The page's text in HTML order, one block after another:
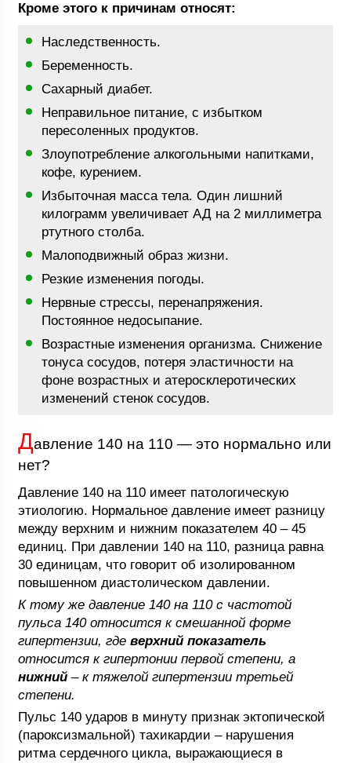
Кроме этого к причинам относят:
Наследственность.
Беременность.
Сахарный диабет.
Неправильное питание, с избытком
пересоленных продуктов.
Злоупотребление алкогольными напитками,
кофе, курением.
Избыточная масса тела. Один лишний
килограмм увеличивает АД на 2 миллиметра
ртутного столба.
Малоподвижный образ жизни.
Резкие изменения погоды.
Нервные стрессы, перенапряжения.
Постоянное недосыпание.
Возрастные изменения организма. Снижение
тонуса сосудов, потеря эластичности на
фоне возрастных и атеросклеротических
изменений стенок сосудов.
Давление 140 на 110 — это нормально или
нет?
Давление 140 на 110 имеет патологическую
этиологию. Нормальное давление имеет разницу
между верхним и нижним показателем 40 – 45
единиц. При давлении 140 на 110, разница равна
30 единицам, что говорит об изолированном
повышенном диастолическом давлении.
К тому же давление 140 на 110 с частотой
пульса 140 относится к смешанной форме
гипертензии, гдеверхний показатель
относится к гипертонии первой степени, а
нижний – к тяжелой гипертензии третьей
степени.
Пульс 140 ударов в минуту признак эктопической
(пароксизмальной) тахикардии – нарушения
ритма сердечного цикла, выражающиеся в